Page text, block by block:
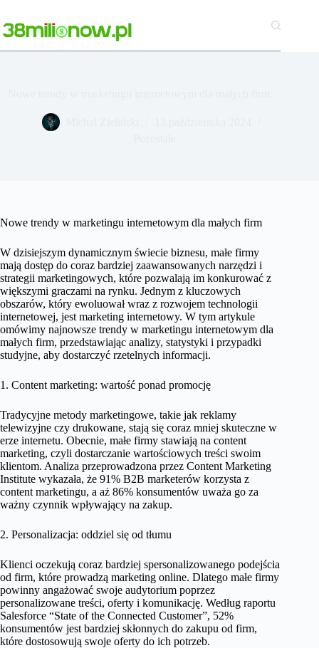
treści
Nowe trendy w marketingu internetowym dla małych firm
W dzisiejszym dynamicznym świecie biznesu, małe firmy
mają dostęp do coraz bardziej zaawansowanych narzędzi i
strategii marketingowych, które pozwalają im konkurować z
większymi graczami na rynku. Jednym z kluczowych
obszarów, który ewoluował wraz z rozwojem technologii
internetowej, jest marketing internetowy. W tym artykule
omówimy najnowsze trendy w marketingu internetowym dla
małych firm, przedstawiając analizy, statystyki i przypadki
studyjne, aby dostarczyć rzetelnych informacji.
1. Content marketing: wartość ponad promocję
Tradycyjne metody marketingowe, takie jak reklamy
telewizyjne czy drukowane, stają się coraz mniej skuteczne w
erze internetu. Obecnie, małe firmy stawiają na content
marketing, czyli dostarczanie wartościowych treści swoim
klientom. Analiza przeprowadzona przez Content Marketing
Institute wykazała, że 91% B2B marketerów korzysta z
content marketingu, a aż 86% konsumentów uważa go za
ważny czynnik wpływający na zakup.
2. Personalizacja: oddziel się od tłumu
Klienci oczekują coraz bardziej spersonalizowanego podejścia
od firm, które prowadzą marketing online. Dlatego małe firmy
powinny angażować swoje audytorium poprzez
personalizowane treści, oferty i komunikację. Według raportu
Salesforce “State of the Connected Customer”, 52%
konsumentów jest bardziej skłonnych do zakupu od firm,
które dostosowują swoje oferty do ich potrzeb.